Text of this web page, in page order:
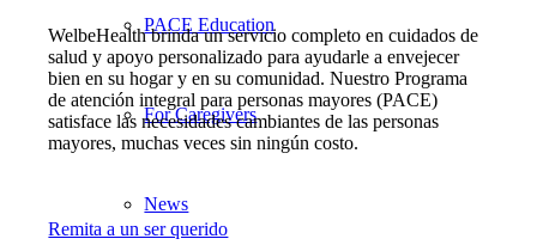
PACE Education
For Caregivers
News
WelbeHealth brinda un servicio completo en cuidados de
salud y apoyo personalizado para ayudarle a envejecer
bien en su hogar y en su comunidad. Nuestro Programa
de atención integral para personas mayores (PACE)
satisface las necesidades cambiantes de las personas
mayores, muchas veces sin ningún costo.
Remita a un ser querido